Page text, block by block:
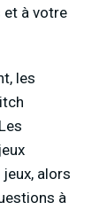
et à votre
les
alors
à